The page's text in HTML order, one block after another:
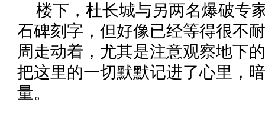
楼下，杜长城与另两名爆破专
石碑刻字，但好像已经等得很不
周走动着，尤其是注意观察地下
把这里的一切默默记进了心里，
量。